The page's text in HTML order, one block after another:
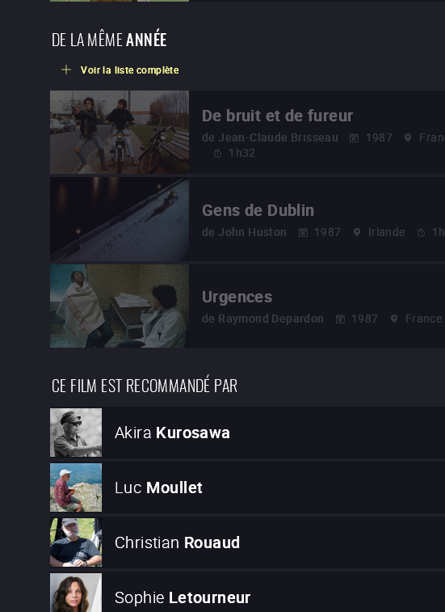
DE LA MÊMEANNÉE
Voir la liste complète
De bruit et de fureur
de Jean-Claude Brisseau 1987
1h32
Gens de Dublin
de John Huston 1987 Irlande
Urgences
de Raymond Depardon 1987 France
CE FILM EST RECOMMANDÉ PAR
Akira Kurosawa
Luc Moullet
Christian Rouaud
Sophie Letourneur